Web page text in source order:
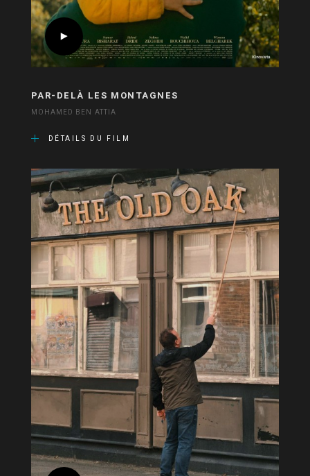
PAR-DELÀ LES MONTAGNES
MOHAMED BEN ATTIA
DÉTAILS DU FILM